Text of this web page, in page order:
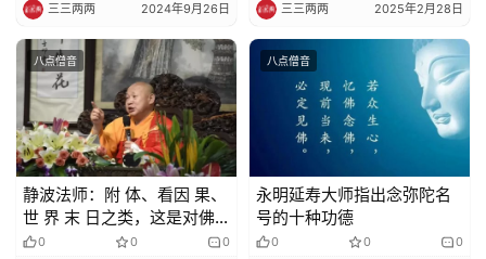
三三两两 2024年9月26日 三三两两 2025年2月28日
八点僧音
静波法师：附 体、看因 果、
世 界 末 日之类，这是对佛
教正法的伤害和误导
0 0 0
八点僧音
永明延寿大师指出念弥陀名
号的十种功德
0 0 0